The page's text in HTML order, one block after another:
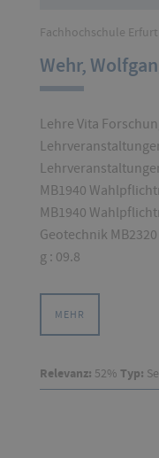
Fachhochschule Erfurt
Wehr,
Lehre Vita
MB1940
MB1940
Geotechnik
g : 09.8
MEHR
Relevanz: 52% Typ: